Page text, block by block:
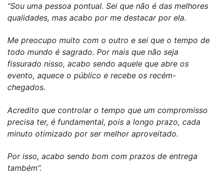
“Sou uma pessoa pontual. Sei que não é das melhores
qualidades, mas acabo por me destacar por ela.
Me preocupo muito com o outro e sei que o tempo de
todo mundo é sagrado. Por mais que não seja
fissurado nisso, acabo sendo aquele que abre os
evento, aquece o público e recebe os recém-
chegados.
Acredito que controlar o tempo que um compromisso
precisa ter, é fundamental, pois a longo prazo, cada
minuto otimizado por ser melhor aproveitado.
Por isso, acabo sendo bom com prazos de entrega
também”.